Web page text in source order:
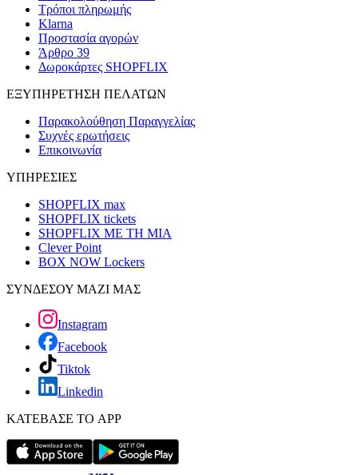
Τρόποι πληρωμής
Klarna
Προστασία αγορών
Άρθρο 39
Δωροκάρτες SHOPFLIX
ΕΞΥΠΗΡΕΤΗΣΗ ΠΕΛΑΤΩΝ
Παρακολούθηση Παραγγελίας
Συχνές ερωτήσεις
Επικοινωνία
ΥΠΗΡΕΣΙΕΣ
SHOPFLIX max
SHOPFLIX tickets
SHOPFLIX ΜΕ ΤΗ ΜΙΑ
Clever Point
BOX NOW Lockers
ΣΥΝΔΕΣΟΥ ΜΑΖΙ ΜΑΣ
Instagram
Facebook
Tiktok
Linkedin
ΚΑΤΕΒΑΣΕ ΤΟ APP